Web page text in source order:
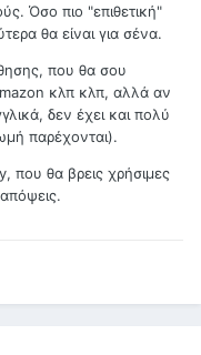
Όσο πιο "επιθετική"
θα είναι για σένα.
που θα σου
κλπ κλπ, αλλά αν
δεν έχει και πολύ
παρέχονται).
θα βρεις χρήσιμες